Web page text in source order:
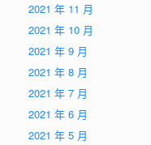
2021 年 11 月
2021 年 10 月
2021 年 9 月
2021 年 8 月
2021 年 7 月
2021 年 6 月
2021 年 5 月